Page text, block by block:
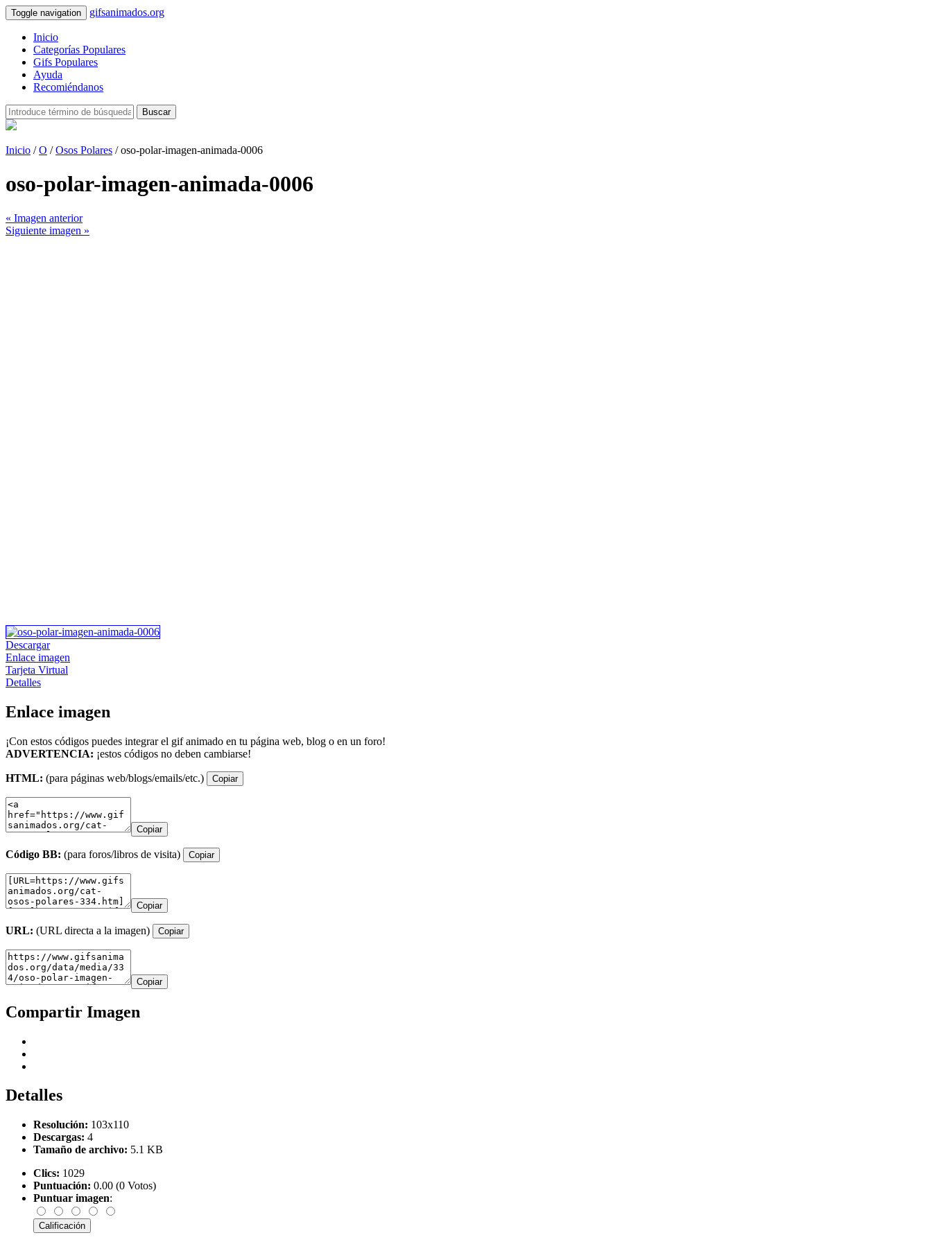
Toggle navigation gifsanimados.org
Inicio
Categorías Populares
Gifs Populares
Ayuda
Recomiéndanos
Buscar
Inicio /O /Osos Polares / oso-polar-imagen-animada-0006
oso-polar-imagen-animada-0006
« Imagen anterior
Siguiente imagen »
Descargar
Enlace imagen
Tarjeta Virtual
Detalles
Enlace imagen
¡Con estos códigos puedes integrar el gif animado en tu página web, blog o en un foro!
ADVERTENCIA: ¡estos códigos no deben cambiarse!
HTML: (para páginas web/blogs/emails/etc.) Copiar
Copiar
Código BB: (para foros/libros de visita) Copiar
Copiar
URL: (URL directa a la imagen) Copiar
Copiar
Compartir Imagen
Detalles
Resolución: 103x110
Descargas: 4
Tamaño de archivo: 5.1 KB
Clics: 1029
Puntuación: 0.00 (0 Votos)
Puntuar imagen: